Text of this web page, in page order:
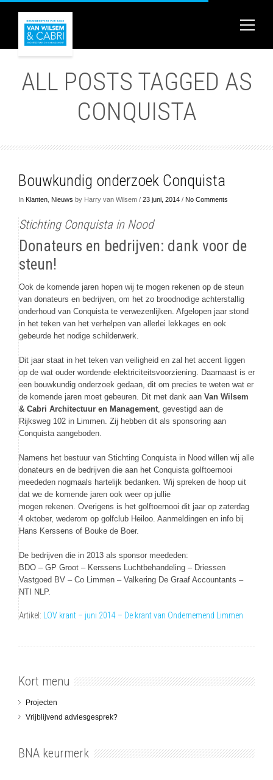
ALL POSTS TAGGED AS
CONQUISTA
Bouwkundig onderzoek Conquista
In Klanten Nieuws by Harry van Wilsem / 23 juni, 2014 / No Comments
Stichting Conquista in Nood
Donateurs en bedrijven: dank voor de
steun!
Ook de komende jaren hopen wij te mogen rekenen op de steun
van donateurs en bedrijven, om het zo broodnodige achterstallig
onderhoud van Conquista te verwezenlijken. Afgelopen jaar stond
in het teken van het verhelpen van allerlei lekkages en ook
gebeurde het nodige schilderwerk.
Dit jaar staat in het teken van veiligheid en zal het accent liggen
op de wat ouder wordende elektriciteitsvoorziening. Daarnaast is er
een bouwkundig onderzoek gedaan, dit om precies te weten wat er
de komende jaren moet gebeuren. Dit met dank aan Van Wilsem
& Cabri Architectuur en Management, gevestigd aan de
Rijksweg 102 in Limmen. Zij hebben dit als sponsoring aan
Conquista aangeboden.
Namens het bestuur van Stichting Conquista in Nood willen wij alle
donateurs en de bedrijven die aan het Conquista golftoernooi
meededen nogmaals hartelijk bedanken. Wij spreken de hoop uit
dat we de komende jaren ook weer op jullie
mogen rekenen. Overigens is het golftoernooi dit jaar op zaterdag
4 oktober, wederom op golfclub Heiloo. Aanmeldingen en info bij
Hans Kerssens of Bouke de Boer.
De bedrijven die in 2013 als sponsor meededen:
BDO – GP Groot – Kerssens Luchtbehandeling – Driessen
Vastgoed BV – Co Limmen – Valkering De Graaf Accountants –
NTI NLP.
Artikel: LOV krant – juni 2014 – De krant van Ondernemend Limmen
Kort menu
Projecten
Vrijblijvend adviesgesprek?
BNA keurmerk